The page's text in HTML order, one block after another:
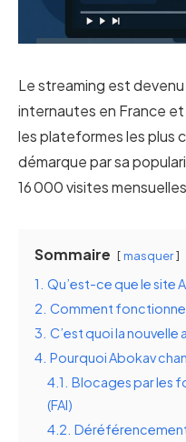
Le streaming est
internautes en France et
les plateformes les plus
démarque par sa
16 000 visites
Sommaire masquer
1. Qu’est-ce que le site
2. Comment fonctionne
3. C’est quoi la nouvelle
4. Pourquoi Abokav
4.1. Blocages par les
(FAI)
4.2.